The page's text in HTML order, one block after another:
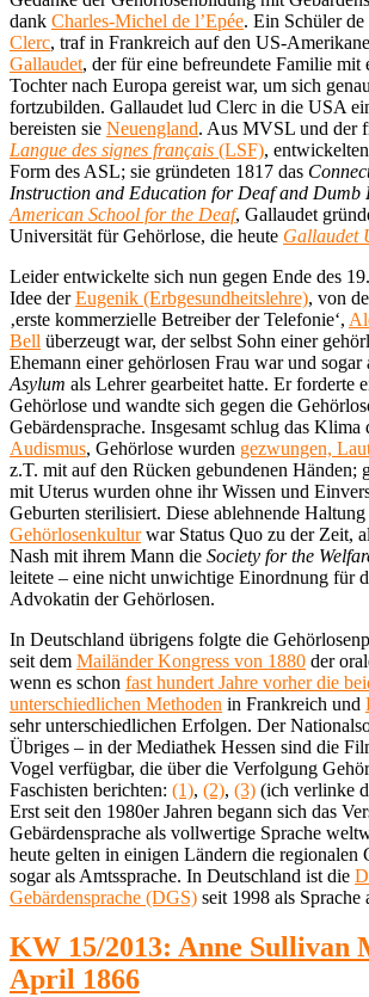
dank Charles-Michel de l’Epée. Ein Schüler de
Clerc, traf in Frankreich auf den US-
Gallaudet, der für eine befreundete Familie mit
Tochter nach Europa gereist war, um sich
fortzubilden. Gallaudet lud Clerc in die USA
bereisten sie Neuengland. Aus MVSL und der
Langue des signes français (LSF),
Form des ASL; sie gründeten 1817 das
Instruction and Education for Deaf and Dumb
American School for the Deaf, Gallaudet
Universität für Gehörlose, die heute Gallaudet
Leider entwickelte sich nun gegen Ende des
Idee derEugenik (Erbgesundheitslehre), von
‚erste kommerzielle Betreiber der Telefonie‘,
Bell überzeugt war, der selbst Sohn einer
Ehemann einer gehörlosen Frau war und sogar
Asylum als Lehrer gearbeitet hatte. Er forderte
Gehörlose und wandte sich gegen die
Gebärdensprache. Insgesamt schlug das Klima
Audismus, Gehörlose wurden gezwungen,
z.T. mit auf den Rücken gebundenen Händen;
mit Uterus wurden ohne ihr Wissen und
Geburten sterilisiert. Diese ablehnende
Gehörlosenkulturwar Status Quo zu der Zeit,
Nash mit ihrem Mann die Society for the
leitete – eine nicht unwichtige Einordnung für
Advokatin der Gehörlosen.
In Deutschland übrigens folgte die
seit dem Mailänder Kongress von 1880 der
wenn es schon fast hundert Jahre vorher die
unterschiedlichen Methoden in Frankreich und
sehr unterschiedlichen Erfolgen. Der
Übriges – in der Mediathek Hessen sind die
Vogel verfügbar, die über die Verfolgung
Faschisten berichten: (1), (2), (3) (ich verlinke
Erst seit den 1980er Jahren begann sich das
Gebärdensprache als vollwertige Sprache
heute gelten in einigen Ländern die regionalen
sogar als Amtssprache. In Deutschland ist die
Gebärdensprache (DGS) seit 1998 als Sprache
KW 15/2013: Anne Sullivan
April 1866